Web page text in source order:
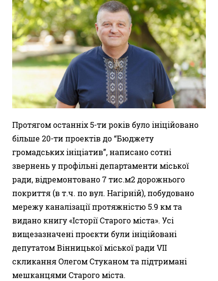
Протягом останніх 5-ти років було ініційовано
більше 20-ти проектів до “Бюджету
громадських ініціатив”, написано сотні
звернень у профільні департаменти міської
ради, відремонтовано 7 тис.м2 дорожнього
покриття (в т.ч. по вул. Нагірній), побудовано
мережу каналізації протяжністю 5.9 км та
видано книгу «Історії Старого міста». Усі
вищезазначені проєкти були ініційовані
депутатом Вінницької міської ради VII
скликання Олегом Стуканом та підтримані
мешканцями Старого міста.